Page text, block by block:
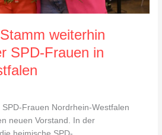
weiterhin
SPD-Frauen in
Frauen Nordrhein-Westfalen
neuen Vorstand. In der